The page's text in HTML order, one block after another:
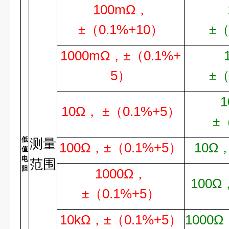
低
值
电
阻
测 量
范围
100mΩ，
±（0.1%+10）
± （
1000mΩ ， ± （0.1%+
5）
± （
10Ω， ±（0.1%+5）
±
100Ω ， ± （0.1%+5） 10Ω
1000Ω，
±（0.1%+5）
100Ω
10kΩ， ±（0.1%+5） 1000Ω